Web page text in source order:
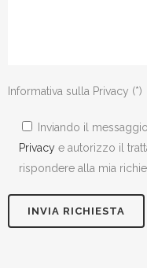
Informativa sulla Privacy (*)
Inviando il
Privacy e autorizzo il
rispondere alla mia